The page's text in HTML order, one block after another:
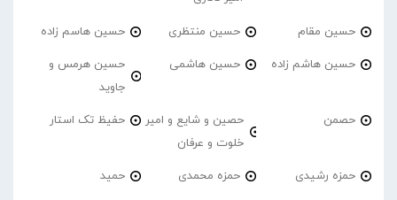
حسین مقام حسین منتظری حسین هاسم زاده
حسین هاشم زاده حسین هاشمی
حسین هرمس و
جاوید
حصمن
حصین و شایع و امیر
خلوت و عرفان
حفیظ تک استار
حمزه رشیدی حمزه محمدی حمید